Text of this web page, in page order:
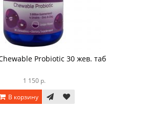
Probiotic 30 жев. таб
1 150 р.
В корзину